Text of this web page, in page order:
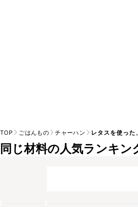
TOP ごはんもの チャーハン レタスを使った
同じ材料の人気ランキン